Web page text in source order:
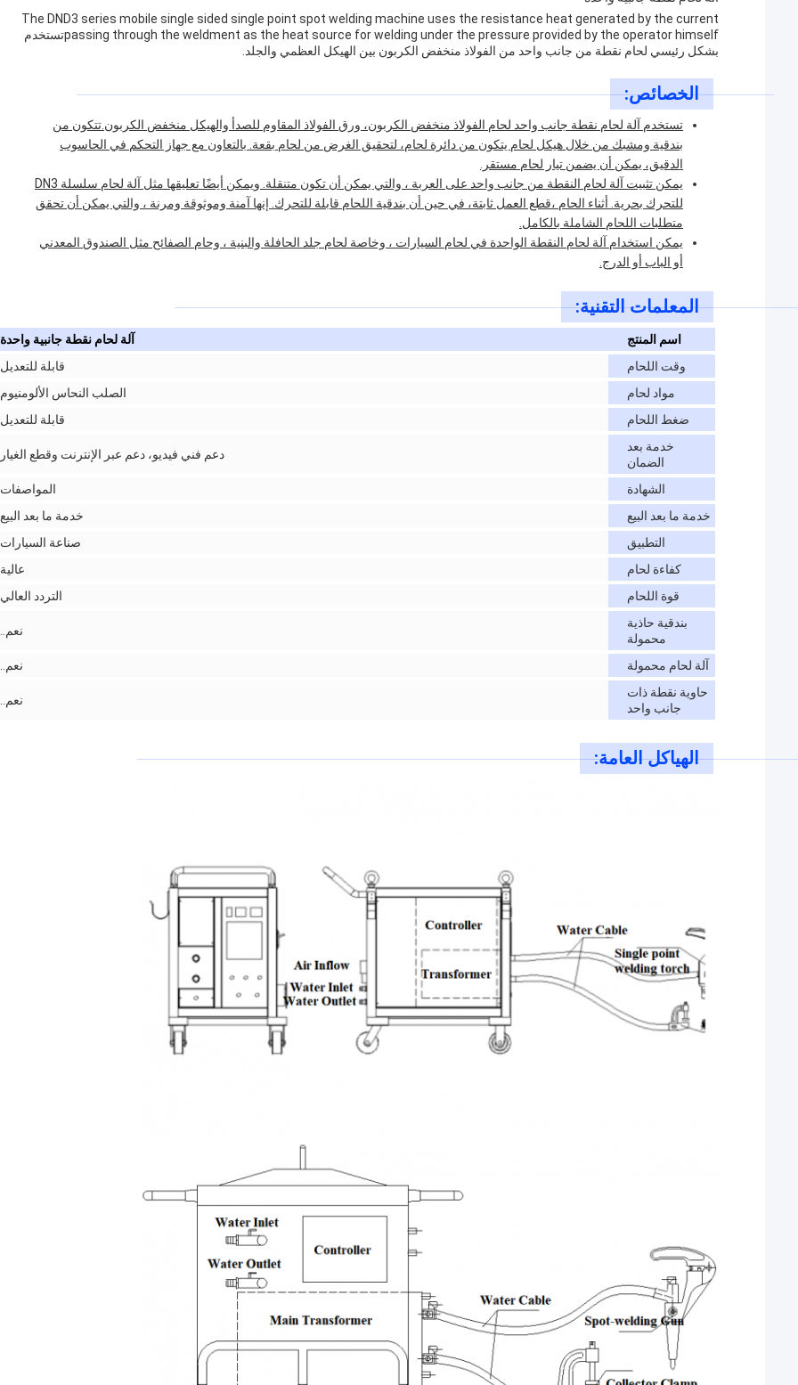
The DND3 series mobile single sided single point spot welding machine uses the resistance heat generated by the current
passing through the weldment as the heat source for welding under the pressure provided by the operator himselfتستخدم
بشكل رئيسي لحام نقطة من جانب واحد من الفولاذ منخفض الكربون بين الهيكل العظمي والجلد.
الخصائص:
تستخدم آلة لحام نقطة جانب واحد لحام الفولاذ منخفض الكربون، ورق الفولاذ المقاوم للصدأ والهيكل منخفض الكربون.تتكون من
بندقية ومشبك من خلال هيكل لحام يتكون من دائرة لحام، لتحقيق الغرض من لحام بقعة. بالتعاون مع جهاز التحكم في الحاسوب
الدقيق، يمكن أن يضمن تيار لحام مستقر.
يمكن تثبيت آلة لحام النقطة من جانب واحد على العربة ، والتي يمكن أن تكون متنقلة. ويمكن أيضًا تعليقها مثل آلة لحام سلسلة DN3
للتحرك بحرية. أثناء الحام ،قطع العمل ثابتة، في حين أن بندقية اللحام قابلة للتحرك. إنها آمنة وموثوقة ومرنة ، والتي يمكن أن تحقق
متطلبات اللحام الشاملة بالكامل.
يمكن استخدام آلة لحام النقطة الواحدة في لحام السيارات ، وخاصة لحام جلد الحافلة والبنية ، وحام الصفائح مثل الصندوق المعدني
أو الباب أو الدرج.
المعلمات التقنية:
اسم المنتج
آلة لحام نقطة جانبية واحدة
وقت اللحام
قابلة للتعديل
مواد لحام
الصلب النحاس الألومنيوم
ضغط اللحام
قابلة للتعديل
خدمة بعد
الضمان
دعم فني فيديو، دعم عبر الإنترنت وقطع الغيار
الشهادة
المواصفات
خدمة ما بعد البيع
خدمة ما بعد البيع
التطبيق
صناعة السيارات
كفاءة لحام
عالية
قوة اللحام
التردد العالي
بندقية حاذية
محمولة
نعم..
آلة لحام محمولة
نعم..
حاوية نقطة ذات
جانب واحد
نعم..
الهياكل العامة: